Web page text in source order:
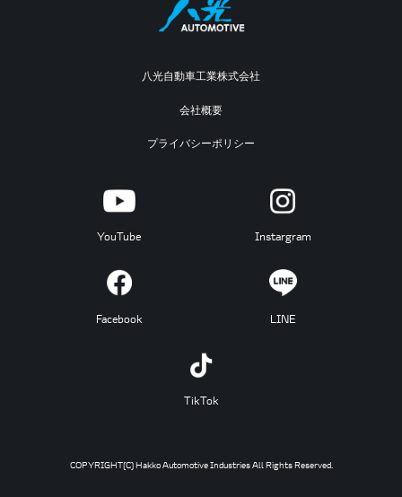
八光自動車工業株式会社
会社概要
プライバシーポリシー
YouTube Instargram
Facebook LINE
TikTok
COPYRIGHT(C) Hakko Automotive Industries All Rights Reserved.